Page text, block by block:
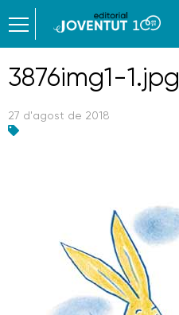
3876img1-1.jpg
27 d'agost de 2018